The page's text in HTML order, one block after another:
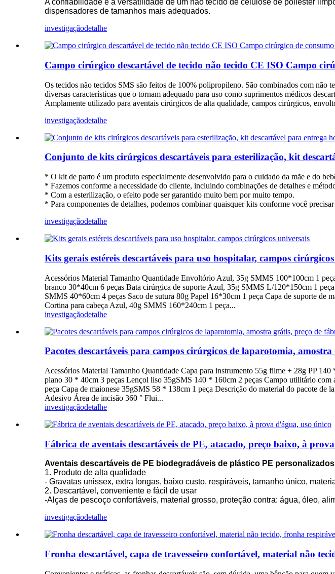
A confiabilidade e a versatilidade de um não tecido de celulose de poliéster
dispensadores de tamanhos mais adequados.
investigaçãodetalhe
Campo cirúrgico descartável de tecido não tecido CE ISO Campo
Os tecidos não tecidos SMS são feitos de 100% polipropileno. São combinados com
diversas características que o tornam adequado para uso como suprimentos médicos
Amplamente utilizado para aventais cirúrgicos de alta qualidade, campos cirúrgicos,
investigaçãodetalhe
Conjunto de kits cirúrgicos descartáveis para esterilização, kit
* O kit de parto é um produto especialmente desenvolvido para o cuidado da mãe e do
* Fazemos conforme a necessidade do cliente, incluindo combinações de detalhes e
* Com a esterilização, o efeito pode ser garantido muito bem por muito tempo.
* Para componentes de detalhes, podemos combinar quaisquer kits conforme você precisar
investigaçãodetalhe
Kits gerais estéreis descartáveis para uso hospitalar, campos
Acessórios Material Tamanho Quantidade Envoltório Azul, 35g SMMS 100*100cm 1
branco 30*40cm 6 peças Bata cirúrgica de suporte Azul, 35g SMMS L/120*150cm 1
SMMS 40*60cm 4 peças Saco de sutura 80g Papel 16*30cm 1 peça Capa de suporte
Cortina para cabeça Azul, 40g SMMS 160*240cm 1 peça...
investigaçãodetalhe
Pacotes descartáveis para campos cirúrgicos de laparotomia,
Acessórios Material Tamanho Quantidade Capa para instrumento 55g filme + 28g PP
plano 30 * 40cm 3 peças Lençol liso 35gSMS 140 * 160cm 2 peças Campo utilitário
peça Capa de maionese 35gSMS 58 * 138cm 1 peça Descrição do material do pacote
Adesivo Área de incisão 360 ° Flui...
investigaçãodetalhe
Fábrica de aventais descartáveis de PE, atacado, preço baixo, à
Aventais descartáveis de PE biodegradáveis de plástico PE
1. Produto de alta qualidade
- Gravatas unissex, extra longas, baixo custo, respiráveis, tamanho único,
2. Descartável, conveniente e fácil de usar
-Alças de pescoço confortáveis, material grosso, proteção contra: água, óleo,
investigaçãodetalhe
Fronha descartável, capa de travesseiro confortável, material não